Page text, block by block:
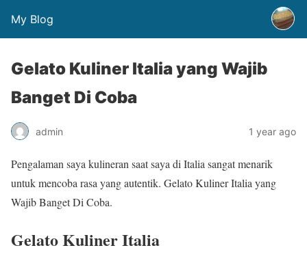
My Blog
Gelato Kuliner Italia yang Wajib
Banget Di Coba
admin 1 year ago
Pengalaman saya kulineran saat saya di Italia sangat menarik
untuk mencoba rasa yang autentik. Gelato Kuliner Italia yang
Wajib Banget Di Coba.
Gelato Kuliner Italia